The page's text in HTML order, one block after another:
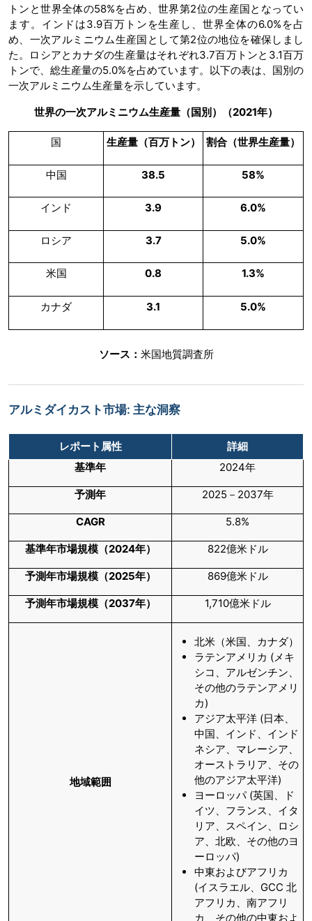
トンと世界全体の58%を占め、世界第2位の生産国となってい
ます。インドは3.9百万トンを生産し、世界全体の6.0%を占
め、一次アルミニウム生産国として第2位の地位を確保しまし
た。ロシアとカナダの生産量はそれぞれ3.7百万トンと3.1百万
トンで、総生産量の5.0%を占めています。以下の表は、国別の
一次アルミニウム生産量を示しています。
世界の一次アルミニウム生産量（国別）（2021年）
国 生産量（百万トン） 割合（世界生産量）
中国 38.5 58%
インド 3.9 6.0%
ロシア 3.7 5.0%
米国 0.8 1.3%
カナダ 3.1 5.0%
ソース： 米国地質調査所
アルミダイカスト市場: 主な洞察
レポート属性
詳細
基準年
2024年
予測年 2025－2037年
CAGR 5.8%
基準年市場規模（2024年） 822億米ドル
予測年市場規模（2025年） 869億米ドル
予測年市場規模（2037年） 1,710億米ドル
地域範囲
北米（米国、カナダ）
ラテンアメリカ (メキ
シコ、アルゼンチン、
その他のラテンアメリ
カ)
アジア太平洋 (日本、
中国、インド、インド
ネシア、マレーシア、
オーストラリア、その
他のアジア太平洋)
ヨーロッパ (英国、ド
イツ、フランス、イタ
リア、スペイン、ロシ
ア、北欧、その他のヨ
ーロッパ)
中東およびアフリカ
(イスラエル、GCC 北
アフリカ、南アフリ
カ、その他の中東およ